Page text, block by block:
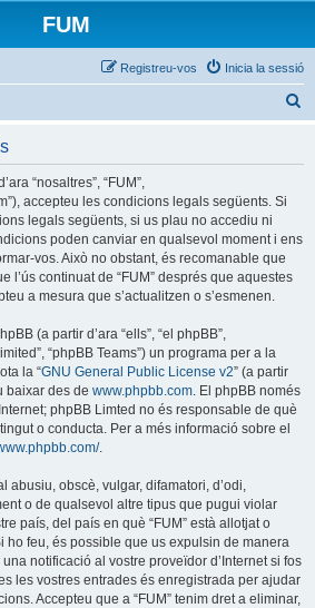
FUM
Inicia la sessió
Registreu-vos
“nosaltres”, “FUM”,
accepteu les condicions legals següents. Si
legals següents, si us plau no accediu ni
poden canviar en qualsevol moment i ens
vos. Això no obstant, és recomanable que
l’ús continuat de “FUM” després que aquestes
a mesura que s’actualitzen o s’esmenen.
(a partir d’ara “ells”, “el phpBB”,
“phpBB Teams”) un programa per a la
la “GNU General Public License v2” (a partir
baixar des de www.phpbb.com. El phpBB només
phpBB Limted no és responsable de què
o conducta. Per a més informació sobre el
.
abusiu, obscè, vulgar, difamatori, d’odi,
o de qualsevol altre tipus que pugui violar
país, del país en què “FUM” està allotjat o
ho feu, és possible que us expulsin de manera
notificació al vostre proveïdor d’Internet si fos
les vostres entrades és enregistrada per ajudar
Accepteu que a “FUM” tenim dret a eliminar,